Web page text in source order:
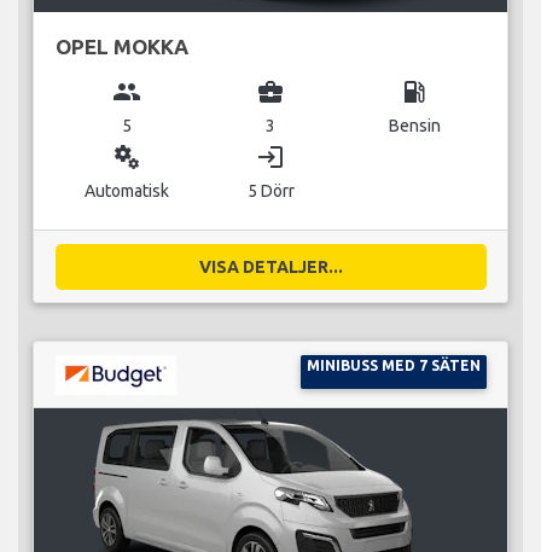
OPEL MOKKA
group
5
business_center
3
local_gas_station
Bensin
miscellaneous_services
Automatisk
login
5 Dörr
VISA DETALJER...
MINIBUSS MED 7 SÄTEN